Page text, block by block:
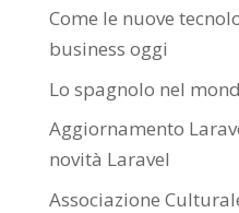
Come le nuove
business oggi
Lo spagnolo nel
Aggiornamento
novità Laravel
Associazione